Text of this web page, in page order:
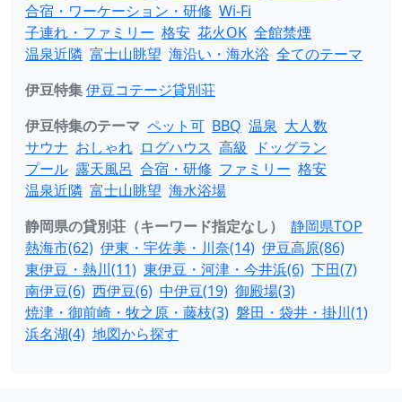
合宿・ワーケーション・研修 Wi-Fi
子連れ・ファミリー 格安 花火OK 全館禁煙
温泉近隣 富士山眺望 海沿い・海水浴 全てのテーマ
伊豆特集伊豆コテージ貸別荘
伊豆特集のテーマ ペット可 BBQ 温泉 大人数
サウナ おしゃれ ログハウス 高級
ドッグラン
プール 露天風呂 合宿・研修 ファミリー 格安
温泉近隣 富士山眺望 海水浴場
静岡県の貸別荘（キーワード指定なし）
静岡県TOP
熱海市(62) 伊東・宇佐美・川奈(14) 伊豆高原(86)
東伊豆・熱川(11) 東伊豆・河津・今井浜(6) 下田(7)
南伊豆(6) 西伊豆(6) 中伊豆(19) 御殿場(3)
焼津・御前崎・牧之原・藤枝(3) 磐田・袋井・掛川(1)
浜名湖(4) 地図から探す